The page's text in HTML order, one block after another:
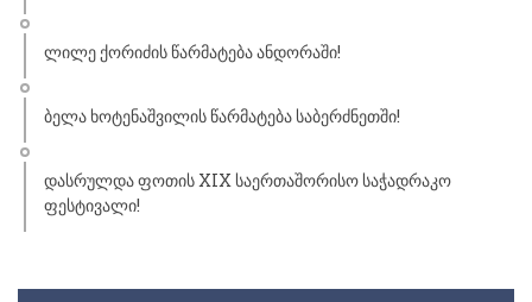
ლილე ქორიძის წარმატება ანდორაში!
ბელა ხოტენაშვილის წარმატება საბერძნეთში!
დასრულდა ფოთის XIX საერთაშორისო საჭადრაკო
ფესტივალი!